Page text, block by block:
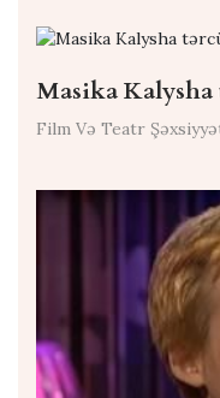
Masika
Film Və Teatr